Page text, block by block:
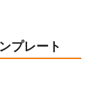
プレート